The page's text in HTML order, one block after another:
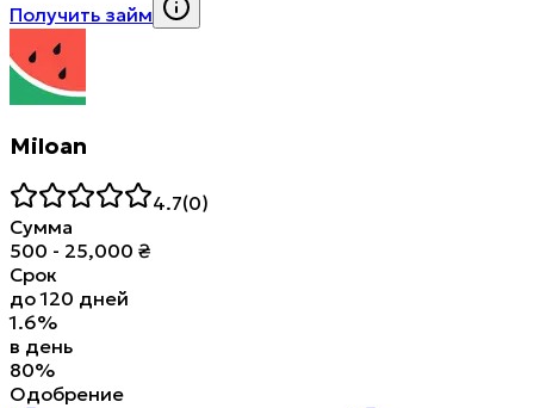
Получить займ
Miloan
4.7(0)
Сумма
500 - 25,000 ₴
Срок
до 120 дней
1.6%
в день
80%
Одобрение